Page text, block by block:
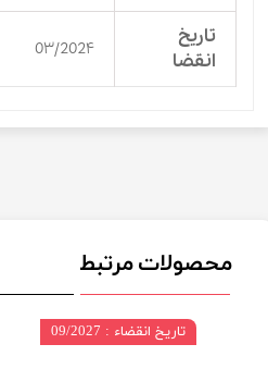
تاریخ
انقضا
0۳/202۴
محصولات مرتبط
تاریخ انقضاء : 09/2027